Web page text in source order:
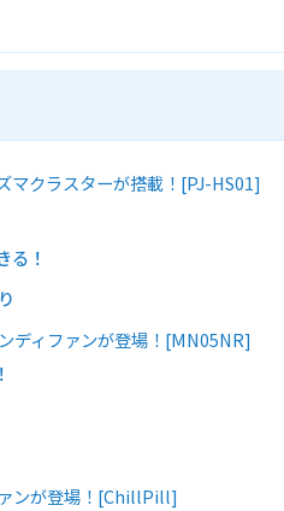
マクラスターが搭載！[PJ-HS01]
る！
ディファンが登場！[MN05NR]
ンが登場！[ChillPill]